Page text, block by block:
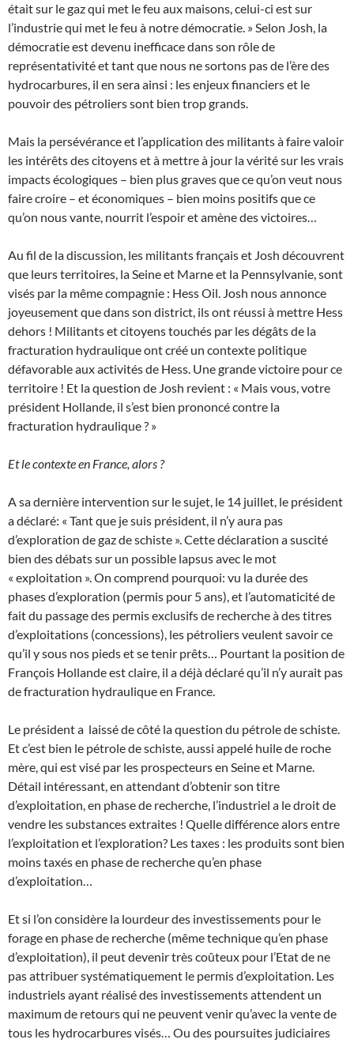
était sur le gaz qui met le feu aux maisons, celui-ci est sur
l’industrie qui met le feu à notre démocratie. » Selon Josh, la
démocratie est devenu inefficace dans son rôle de
représentativité et tant que nous ne sortons pas de l’ère des
hydrocarbures, il en sera ainsi : les enjeux financiers et le
pouvoir des pétroliers sont bien trop grands.
Mais la persévérance et l’application des militants à faire valoir
les intérêts des citoyens et à mettre à jour la vérité sur les vrais
impacts écologiques – bien plus graves que ce qu’on veut nous
faire croire – et économiques – bien moins positifs que ce
qu’on nous vante, nourrit l’espoir et amène des victoires…
Au fil de la discussion, les militants français et Josh découvrent
que leurs territoires, la Seine et Marne et la Pennsylvanie, sont
visés par la même compagnie : Hess Oil. Josh nous annonce
joyeusement que dans son district, ils ont réussi à mettre Hess
dehors ! Militants et citoyens touchés par les dégâts de la
fracturation hydraulique ont créé un contexte politique
défavorable aux activités de Hess. Une grande victoire pour ce
territoire ! Et la question de Josh revient : « Mais vous, votre
président Hollande, il s’est bien prononcé contre la
fracturation hydraulique ? »
Et le contexte en France, alors ?
A sa dernière intervention sur le sujet, le 14 juillet, le président
a déclaré: « Tant que je suis président, il n’y aura pas
d’exploration de gaz de schiste ». Cette déclaration a suscité
bien des débats sur un possible lapsus avec le mot
« exploitation ». On comprend pourquoi: vu la durée des
phases d’exploration (permis pour 5 ans), et l’automaticité de
fait du passage des permis exclusifs de recherche à des titres
d’exploitations (concessions), les pétroliers veulent savoir ce
qu’il y sous nos pieds et se tenir prêts… Pourtant la position de
François Hollande est claire, il a déjà déclaré qu’il n’y aurait pas
de fracturation hydraulique en France.
Le président a laissé de côté la question du pétrole de schiste.
Et c’est bien le pétrole de schiste, aussi appelé huile de roche
mère, qui est visé par les prospecteurs en Seine et Marne.
Détail intéressant, en attendant d’obtenir son titre
d’exploitation, en phase de recherche, l’industriel a le droit de
vendre les substances extraites ! Quelle différence alors entre
l’exploitation et l’exploration? Les taxes : les produits sont bien
moins taxés en phase de recherche qu’en phase
d’exploitation…
Et si l’on considère la lourdeur des investissements pour le
forage en phase de recherche (même technique qu’en phase
d’exploitation), il peut devenir très coûteux pour l’Etat de ne
pas attribuer systématiquement le permis d’exploitation. Les
industriels ayant réalisé des investissements attendent un
maximum de retours qui ne peuvent venir qu’avec la vente de
tous les hydrocarbures visés… Ou des poursuites judiciaires